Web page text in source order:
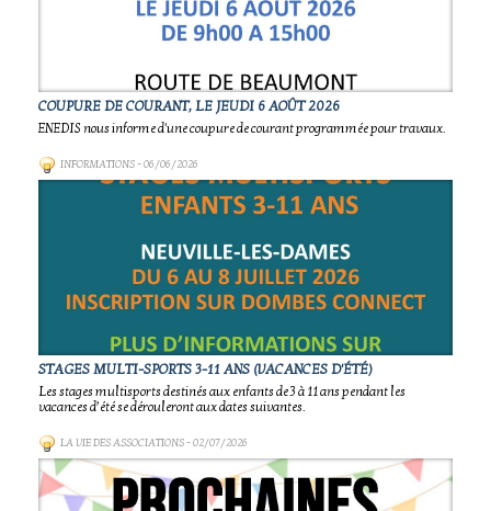
COUPURE DE COURANT, LE JEUDI 6 AOÛT 2026
ENEDIS nous informe d'une coupure de courant programmée pour travaux.
INFORMATIONS- 06/06/2026
STAGES MULTI-SPORTS 3-11 ANS (VACANCES D'ÉTÉ)
Les stages multisports destinés aux enfants de 3 à 11 ans pendant les
vacances d’été se dérouleront aux dates suivantes.
LA VIE DES ASSOCIATIONS- 02/07/2026